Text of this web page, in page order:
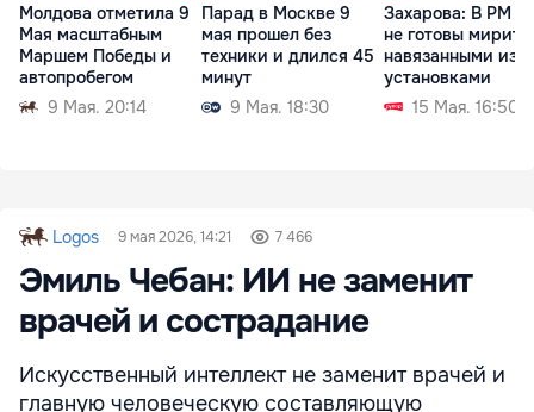
Молдова отметила 9
Мая масштабным
Маршем Победы и
автопробегом
9 Мая. 20:14
Парад в Москве 9
мая прошел без
техники и длился 45
минут
9 Мая. 18:30
Захарова: В РМ
не готовы
навязанными
установками
15 Мая. 16:50
Logos 9 мая 2026, 14:21 7 466
Эмиль Чебан: ИИ не заменит
врачей и сострадание
Искусственный интеллект не заменит врачей и
главную человеческую составляющую